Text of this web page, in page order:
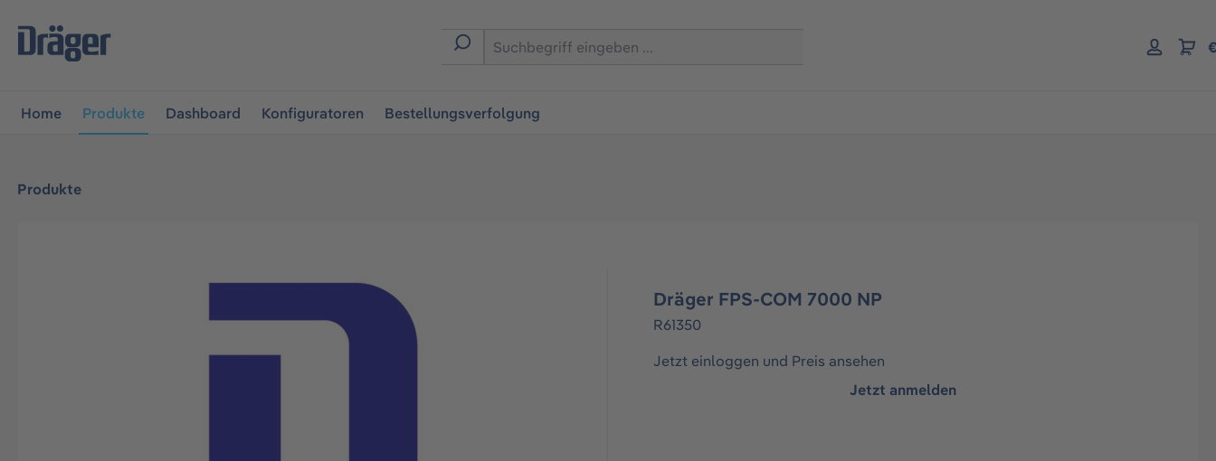
springen
Home Produkte Dashboard Konfiguratoren Bestellungsverfolgung
Produkte
Dräger FPS-COM 7000 NP
R61350
Jetzt einloggen und Preis ansehen
Jetzt anmelden